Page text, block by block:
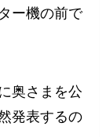
ー機の前で
奥さまを公
発表するの